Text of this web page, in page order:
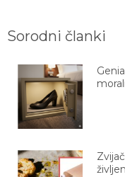
Sorodni članki